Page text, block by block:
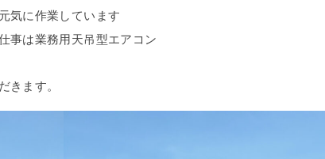
気に作業しています
事は業務用天吊型エアコン
きます。